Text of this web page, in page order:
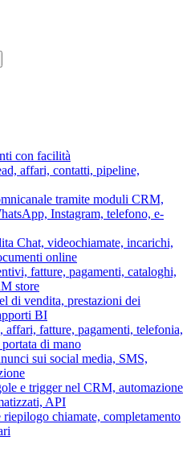
con facilità
affari, contatti, pipeline,
tramite moduli CRM,
Instagram, telefono, e-
Chat, videochiamate, incarichi,
online
fatture, pagamenti, cataloghi,
store
di vendita, prestazioni dei
BI
affari, fatture, pagamenti, telefonia,
di mano
sui social media, SMS,
e trigger nel CRM, automazione
API
riepilogo chiamate, completamento